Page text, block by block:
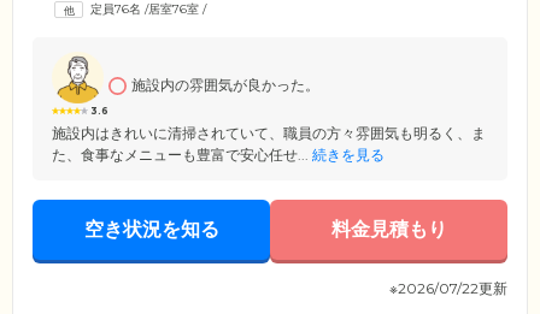
提供。また、リハビリをご希望の方には、グループ会社KEiROWがご訪
定員76名 /居室76室 /
3.6
施設内の雰囲気が良かった。
施設内はきれいに清掃されていて、職員の方々雰囲気も明るく、ま
た、食事なメニューも豊富で安心任せ... 続きを見る
空き状況を知る 料金見積もり
※2026/07/22更新